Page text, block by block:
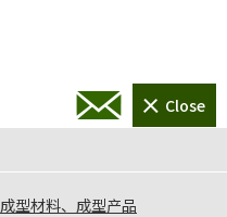
成型材料、成型产品